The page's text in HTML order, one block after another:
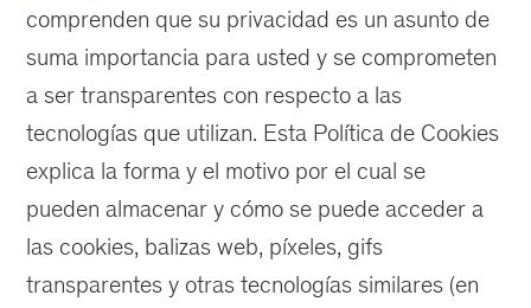
comprenden que su privacidad es un asunto de
suma importancia para usted y se comprometen
a ser transparentes con respecto a las
tecnologías que utilizan. Esta Política de Cookies
explica la forma y el motivo por el cual se
pueden almacenar y cómo se puede acceder a
las cookies, balizas web, píxeles, gifs
transparentes y otras tecnologías similares (en